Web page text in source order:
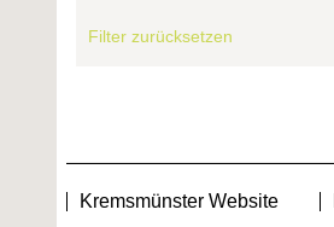
Filter zurücksetzen
Kremsmünster Website